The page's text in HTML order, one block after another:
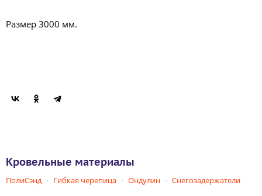
Размер 3000 мм.
Кровельные материалы
ПолиСэнд Гибкая черепица Ондулин Снегозадержатели